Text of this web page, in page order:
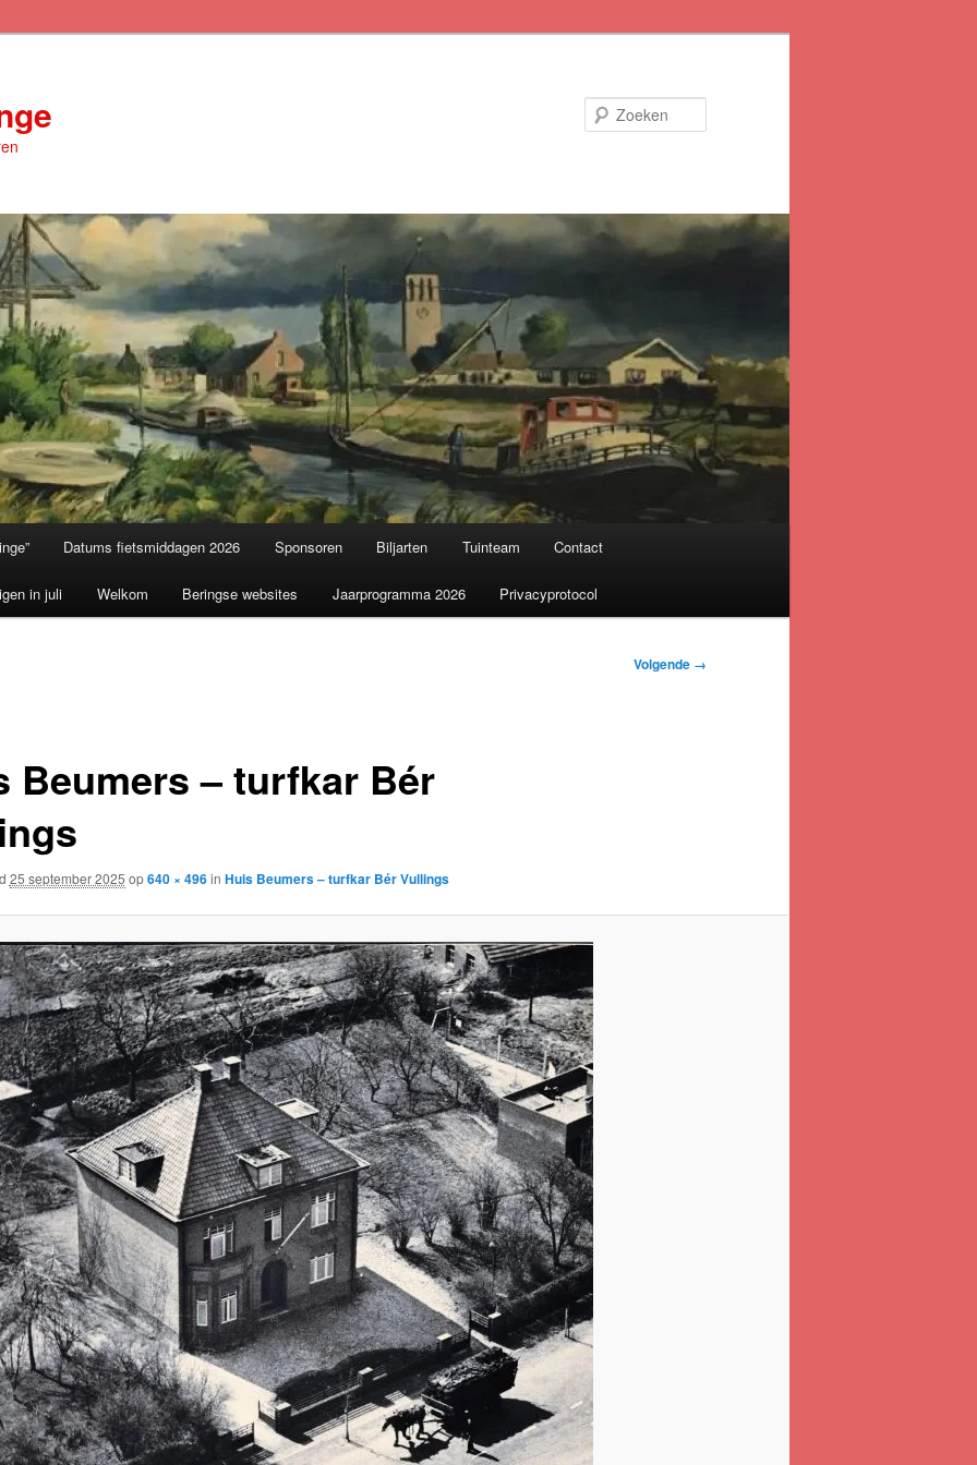
Datums fietsmiddagen 2026 Sponsoren Biljarten Tuinteam Contact
in juli Welkom Beringse websites Jaarprogramma 2026 Privacyprotocol
Volgende →
Beumers – turfkar Bér
25 september 2025 op640 × 496in Huis Beumers – turfkar Bér Vullings